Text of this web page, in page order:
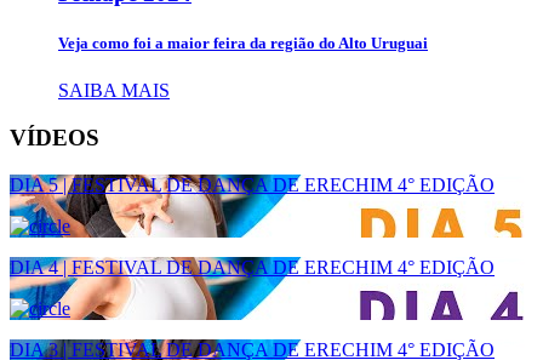
Veja como foi a maior feira da região do Alto Uruguai
SAIBA MAIS
VÍDEOS
DIA 5 | FESTIVAL DE DANÇA DE ERECHIM 4° EDIÇÃO
DIA 4 | FESTIVAL DE DANÇA DE ERECHIM 4° EDIÇÃO
DIA 3 | FESTIVAL DE DANÇA DE ERECHIM 4° EDIÇÃO